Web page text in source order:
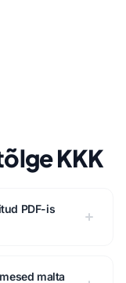
KKK
PDF-is
malta